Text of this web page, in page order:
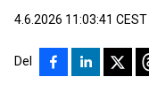
4.6.2026 11:03:41 CEST
Del